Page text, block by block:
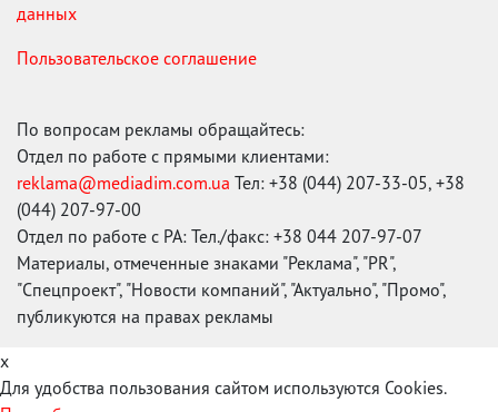
данных
Пользовательское соглашение
По вопросам рекламы обращайтесь:
Отдел по работе с прямыми клиентами:
reklama@mediadim.com.ua Тел: +38 (044) 207-33-05, +38
(044) 207-97-00
Отдел по работе с РА: Тел./факс: +38 044 207-97-07
Материалы, отмеченные знаками "Реклама", "PR",
"Спецпроект", "Новости компаний", "Актуально", "Промо",
публикуются на правах рекламы
x
Для удобства пользования сайтом используются Cookies.